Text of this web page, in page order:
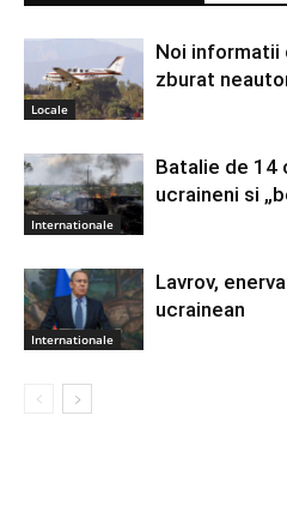
Locale
Noi informatii
zburat
Internationale
Batalie de 14
ucraineni si
Internationale
Lavrov,
ucrainean